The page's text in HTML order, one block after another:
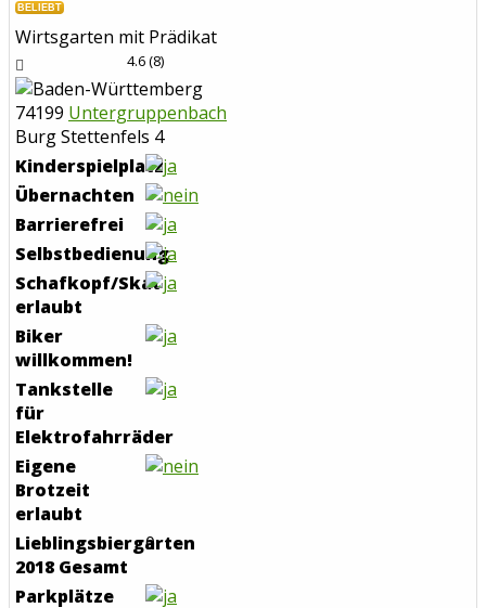
BELIEBT
Wirtsgarten mit Prädikat
4.6(8)
74199 Untergruppenbach
Burg Stettenfels 4
Kinderspielplatz
Übernachten
Barrierefrei
Selbstbedienung
Schafkopf/Skat
erlaubt
Biker
willkommen!
Tankstelle
für
Elektrofahrräder
Eigene
Brotzeit
erlaubt
Lieblingsbiergarten
2018 Gesamt
0
Parkplätze